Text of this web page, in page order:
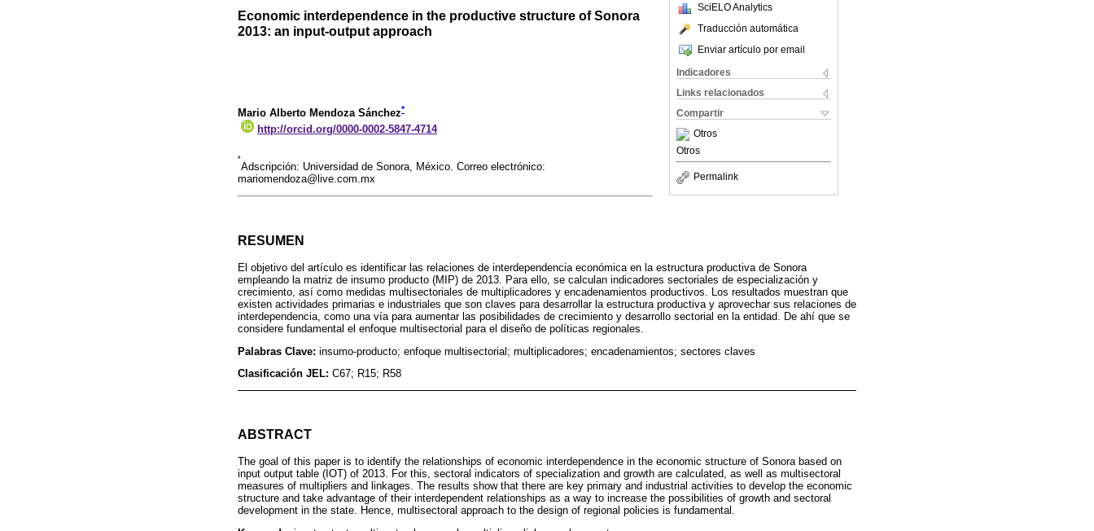
SciELO Analytics
Traducción automática
Enviar artículo por email
Indicadores
Links relacionados
Compartir
Otros
Otros
Permalink
Economic interdependence in the productive structure of Sonora
2013: an input-output approach
Mario Alberto Mendoza Sánchez*
http://orcid.org/0000-0002-5847-4714
*
Adscripción: Universidad de Sonora, México. Correo electrónico:
mariomendoza@live.com.mx
RESUMEN
El objetivo del artículo es identificar las relaciones de interdependencia económica en la estructura productiva de Sonora
empleando la matriz de insumo producto (MIP) de 2013. Para ello, se calculan indicadores sectoriales de especialización y
crecimiento, así como medidas multisectoriales de multiplicadores y encadenamientos productivos. Los resultados muestran que
existen actividades primarias e industriales que son claves para desarrollar la estructura productiva y aprovechar sus relaciones de
interdependencia, como una vía para aumentar las posibilidades de crecimiento y desarrollo sectorial en la entidad. De ahí que se
considere fundamental el enfoque multisectorial para el diseño de políticas regionales.
Palabras Clave: insumo-producto; enfoque multisectorial; multiplicadores; encadenamientos; sectores claves
Clasificación JEL: C67; R15; R58
ABSTRACT
The goal of this paper is to identify the relationships of economic interdependence in the economic structure of Sonora based on
input output table (IOT) of 2013. For this, sectoral indicators of specialization and growth are calculated, as well as multisectoral
measures of multipliers and linkages. The results show that there are key primary and industrial activities to develop the economic
structure and take advantage of their interdependent relationships as a way to increase the possibilities of growth and sectoral
development in the state. Hence, multisectoral approach to the design of regional policies is fundamental.